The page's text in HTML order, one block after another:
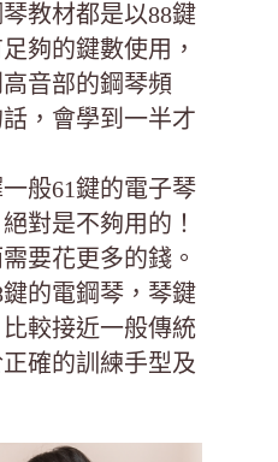
琴教材都是以88鍵
夠的鍵數使用，
音部的鋼琴頻
，會學到一半才
一般61鍵的電子琴
對是不夠用的！
要花更多的錢。
鍵的電鋼琴，琴鍵
較接近一般傳統
確的訓練手型及